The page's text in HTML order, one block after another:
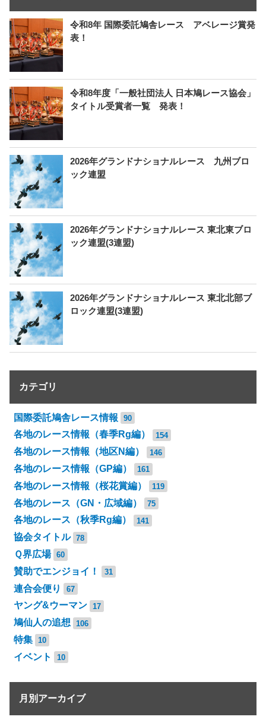
令和8年 国際委託鳩舎レース アベレージ賞発
表！
令和8年度「一般社団法人 日本鳩レース協会」
タイトル受賞者一覧 発表！
2026年グランドナショナルレース 九州ブロ
ック連盟
2026年グランドナショナルレース 東北東ブロ
ック連盟(3連盟)
2026年グランドナショナルレース 東北北部ブ
ロック連盟(3連盟)
カテゴリ
国際委託鳩舎レース情報 90
各地のレース情報（春季Rg編） 154
各地のレース情報（地区N編） 146
各地のレース情報（GP編） 161
各地のレース情報（桜花賞編） 119
各地のレース（GN・広域編） 75
各地のレース（秋季Rg編） 141
協会タイトル 78
Ｑ界広場 60
賛助でエンジョイ！ 31
連合会便り 67
ヤング&ウーマン 17
鳩仙人の追想 106
特集 10
イベント 10
月別アーカイブ